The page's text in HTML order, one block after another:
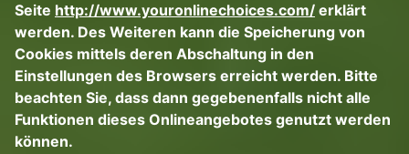
Seite http://www.youronlinechoices.com/ erklärt
werden. Des Weiteren kann die Speicherung von
Cookies mittels deren Abschaltung in den
Einstellungen des Browsers erreicht werden. Bitte
beachten Sie, dass dann gegebenenfalls nicht alle
Funktionen dieses Onlineangebotes genutzt werden
können.